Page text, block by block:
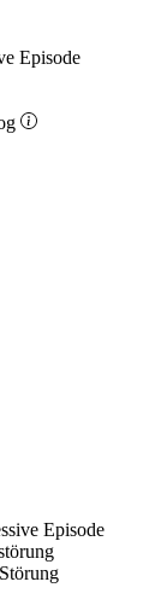
Episode
Episode